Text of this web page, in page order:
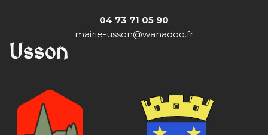
04 73 71 05 90
mairie-usson@wanadoo.fr
Usson